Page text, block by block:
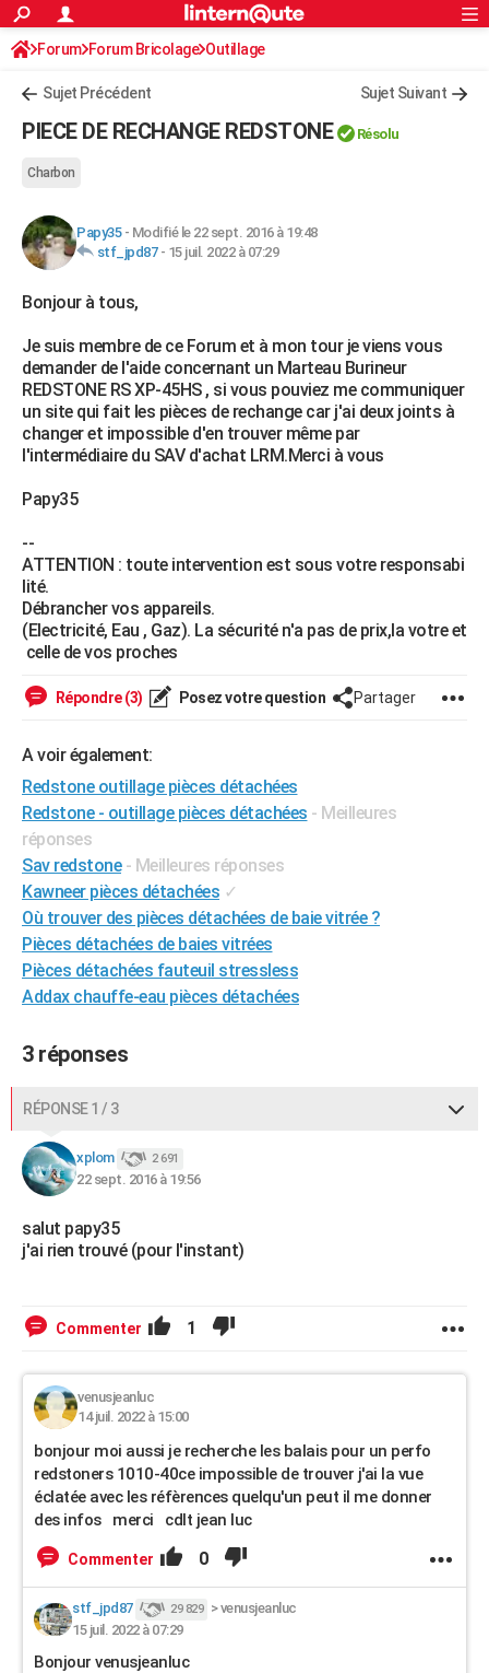
ACTUALITÉS
Politique
Société
Faits Divers
Education
Monde
Villes
+
Essais
Réserver un essai
Citadines
Berlines
SUV
Forum auto
+HIGH-TECH
BRICOLAGE
WEEK-END
Guides de France
Escapades
Patrimoine
Expositions
Musées
Week-end nature
+LIFESTYLE
Art de vivre
Bien-être
Loisirs
Mode
Modes de vie
SANTE
Alimentation
Guide de la santé
Maladies
Médicaments
Sommeil
Destinations
City break
Voyage nature
Voyage de noces
Forum
Climat
GUIDES D'ACHAT
BONS PLANS
CARTE DE VOEUX
Carte de Noël
Carte Bonne année
Carte Saint-Valentin
Carte Pâques
Carte d'anniversaire
DICTIONNAIRE
COPAINS D'AVANT
S'inscrire
Se connecter
Lycées
Collèges
Primaires
Universités
Entreprises
Service militaire
Avis de recherche
AVIS DE DÉCÈS
FORUM
Bricolage
Lifestyle
Culture
Sport
Auto
Television
Voyage
Cinema
S'inscrire
Connexion
Forum Forum Bricolage Outillage
Sujet Précédent Sujet Suivant
PIECE DE RECHANGE REDSTONE Résolu
Charbon
Papy35- Modifié le 22 sept. 2016 à 19:48
stf_jpd87- 15 juil. 2022 à 07:29
Bonjour à tous,
Je suis membre de ce Forum et à mon tour je viens vous
demander de l'aide concernant un Marteau Burineur
REDSTONE RS XP-45HS , si vous pouviez me communiquer
un site qui fait les pièces de rechange car j'ai deux joints à
changer et impossible d'en trouver même par
l'intermédiaire du SAV d'achat LRM.Merci à vous
Papy35
--
ATTENTION : toute intervention est sous votre responsabi
lité.
Débrancher vos appareils.
(Electricité, Eau , Gaz). La sécurité n'a pas de prix,la votre et
celle de vos proches
Répondre (3) Posez votre question Partager
A voir également:
Redstone outillage pièces détachées
Redstone - outillage pièces détachées - Meilleures
réponses
Sav redstone - Meilleures réponses
Kawneer pièces détachées ✓
Où trouver des pièces détachées de baie vitrée ?
Pièces détachées de baies vitrées
Pièces détachées fauteuil stressless
Addax chauffe-eau pièces détachées
3 réponses
RÉPONSE 1 / 3
xplom 2 691
22 sept. 2016 à 19:56
salut papy35
j'ai rien trouvé (pour l'instant)
Commenter 1
venusjeanluc
14 juil. 2022 à 15:00
bonjour moi aussi je recherche les balais pour un perfo
redstoners 1010-40ce impossible de trouver j'ai la vue
éclatée avec les réfèrences quelqu'un peut il me donner
des infos merci cdlt jean luc
Commenter 0
stf_jpd87 29 829 >venusjeanluc
15 juil. 2022 à 07:29
Bonjour venusjeanluc